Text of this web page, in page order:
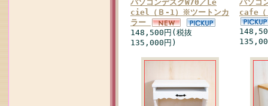
パソコンデスクW70／Le
ciel（Ｂ-1）※ツートンカ
ラー
148,500円(税抜
135,000円)
パソコ
cafe